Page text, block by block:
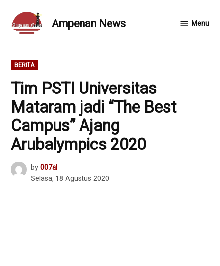
content
Ampenan News Menu
POSTED
IN
BERITA
Tim PSTI Universitas
Mataram jadi “The Best
Campus” Ajang
Arubalympics 2020
by 007al
Selasa, 18 Agustus 2020